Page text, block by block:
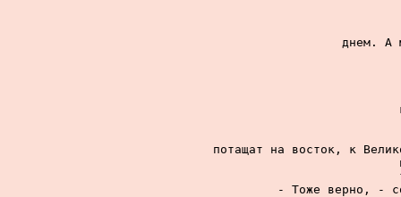
днем. А
потащат на восток, к
- Тоже верно, -